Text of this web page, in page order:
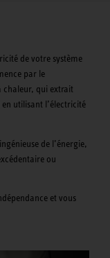
de votre système
par le
chaleur, qui extrait
utilisant l’électricité
de l’énergie,
ou
et vous